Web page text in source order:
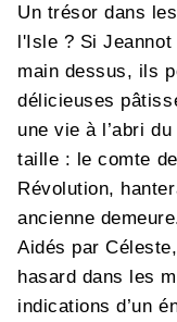
Un trésor dans
l'Isle ? Si
main dessus, ils
délicieuses
une vie à l’abri
taille : le comte
Révolution,
ancienne
Aidés par
hasard dans les
indications d’un